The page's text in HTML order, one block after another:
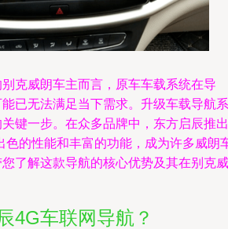
克威朗车主而言，原车车载系统在导
已无法满足当下需求。升级车载导航系
键一步。在众多品牌中，东方启辰推出
色的性能和丰富的功能，成为许多威朗
了解这款导航的核心优势及其在别克威
4G车联网导航？